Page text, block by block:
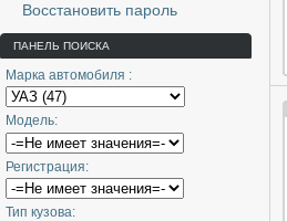
Восстановить пароль
ПАНЕЛЬ ПОИСКА
Марка автомобиля :
Модель:
Регистрация:
Тип кузова: